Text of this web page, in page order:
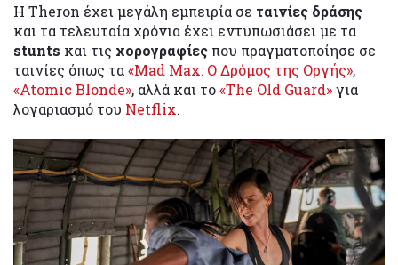
Η Theron έχει μεγάλη εμπειρία σε ταινίες δράσης
και τα τελευταία χρόνια έχει εντυπωσιάσει με τα
stunts και τις χορογραφίες που πραγματοποίησε σε
ταινίες όπως τα«Mad Max: Ο Δρόμος της Οργής»,
«Atomic Blonde», αλλά και το«The Old Guard»για
λογαριασμό του Netflix.